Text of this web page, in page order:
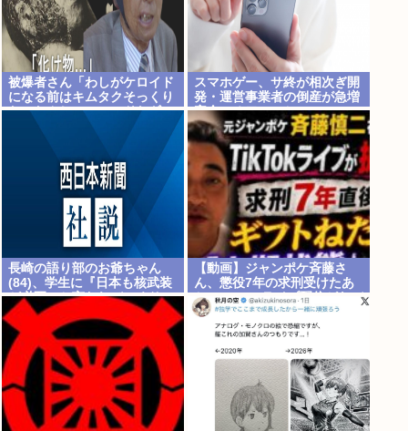
被爆者さん「わしがケロイド
になる前はキムタクそっくり
たったんじゃ」ハードなギャ
グをかます
スマホゲー、サ終が相次ぎ開
発・運営事業者の倒産が急増
完全にオワコンか
長崎の語り部のお爺ちゃん
(84)、学生に『日本も核武装
が必要』と言われびっくり
【動画】ジャンポケ斉藤さ
ん、懲役7年の求刑受けたあ
とのTikTokライブ配信がヤバ
すぎると話題にwww